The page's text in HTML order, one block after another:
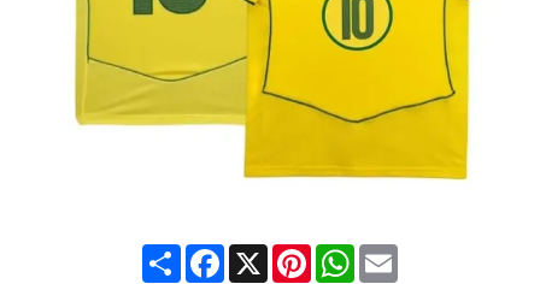
ShareFacebook
X PinterestWhatsApp
Email